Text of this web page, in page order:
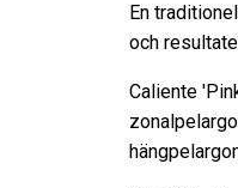
En
och
Caliente